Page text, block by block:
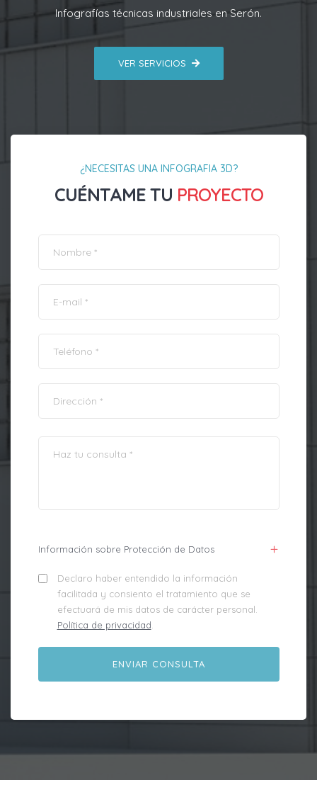
Infografías técnicas industriales en Serón.
VER SERVICIOS
¿NECESITAS UNA INFOGRAFIA 3D?
CUÉNTAME TU PROYECTO
Información sobre Protección de Datos
Declaro haber entendido la información
facilitada y consiento el tratamiento que se
efectuará de mis datos de carácter personal.
Política de privacidad.